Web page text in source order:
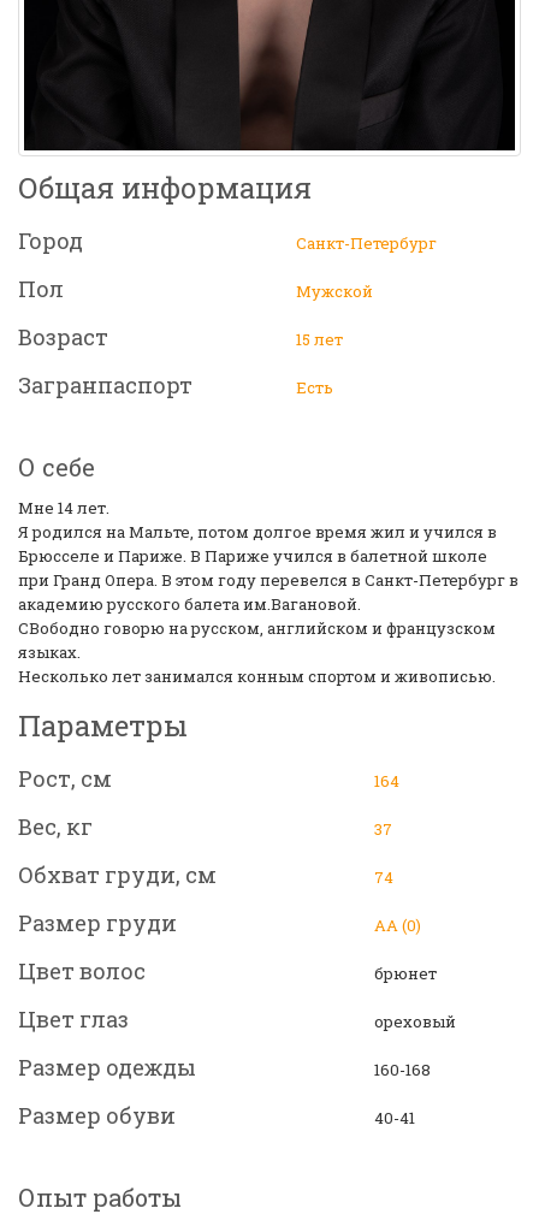
Общая информация
Город Санкт-Петербург
Пол Мужской
Возраст 15 лет
Загранпаспорт Есть
О себе
Мне 14 лет.
Я родился на Мальте, потом долгое время жил и учился в
Брюсселе и Париже. В Париже учился в балетной школе
при Гранд Опера. В этом году перевелся в Санкт-Петербург в
академию русского балета им.Вагановой.
СВободно говорю на русском, английском и французском
языках.
Несколько лет занимался конным спортом и живописью.
Параметры
Рост, см 164
Вес, кг 37
Обхват груди, см 74
Размер груди АА (0)
Цвет волос брюнет
Цвет глаз ореховый
Размер одежды 160-168
Размер обуви 40-41
Опыт работы